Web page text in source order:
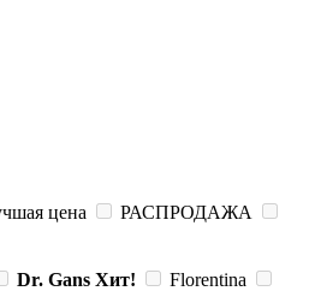
цена
РАСПРОДАЖА
Dr. Gans Хит!
Florentina